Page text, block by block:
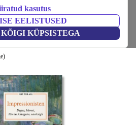
kasutus
EELISTUSED
KÜPSISTEGA